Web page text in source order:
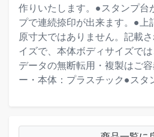
作りいたします。●スタンプ台
プで連続捺印が出来ます。●上
原寸大ではありません。記載
イズで、本体ボディサイズで
データの無断転用・複製はご
ー・本体：プラスチック●スタ